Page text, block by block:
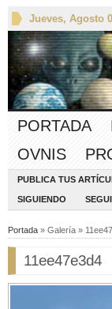
Jueves, Agosto
PORTADA
OVNIS
PUBLICA TUS
SIGUIENDO
Portada » Galería »
11ee47e3d4